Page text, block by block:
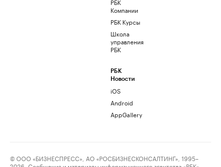
Компании
РБК Курсы
Школа
управления
РБК
РБК
Новости
iOS
Android
AppGallery
© ООО «БИЗНЕСПРЕСС», АО «РОСБИЗНЕСКОНСАЛТИНГ», 1995–